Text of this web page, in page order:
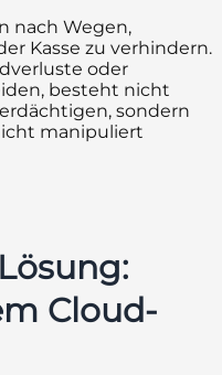
nach Wegen,
Kasse zu verhindern.
oder
besteht nicht
sondern
manipuliert
Cloud-